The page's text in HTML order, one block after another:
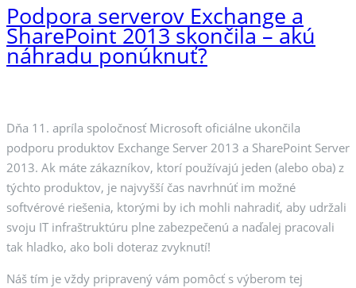
Podpora serverov Exchange a
SharePoint 2013 skončila – akú
náhradu ponúknuť?
Dňa 11. apríla spoločnosť Microsoft oficiálne ukončila
podporu produktov Exchange Server 2013 a SharePoint Server
2013. Ak máte zákazníkov, ktorí používajú jeden (alebo oba) z
týchto produktov, je najvyšší čas navrhnúť im možné
softvérové riešenia, ktorými by ich mohli nahradiť, aby udržali
svoju IT infraštruktúru plne zabezpečenú a naďalej pracovali
tak hladko, ako boli doteraz zvyknutí!
Náš tím je vždy pripravený vám pomôcť s výberom tej